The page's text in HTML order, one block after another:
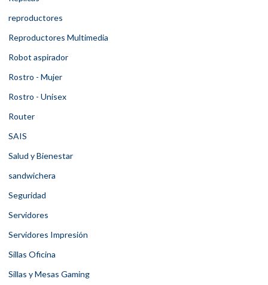
reproductores
Reproductores Multimedia
Robot aspirador
Rostro - Mujer
Rostro - Unisex
Router
SAIS
Salud y Bienestar
sandwichera
Seguridad
Servidores
Servidores Impresión
Sillas Oficina
Sillas y Mesas Gaming